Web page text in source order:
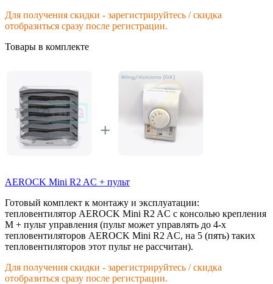
Для получения скидки - зарегистрируйтесь / скидка
отобразиться сразу после регистрации.
Товары в комплекте
AEROCK Mini R2 AC + пульт
Готовый комплект к монтажу и эксплуатации:
тепловентилятор AEROCK Mini R2 AC с консолью крепления
М + пульт управления (пульт может управлять до 4-х
тепловентиляторов AEROCK Mini R2 AC, на 5 (пять) таких
тепловентиляторов этот пульт не рассчитан).
Для получения скидки - зарегистрируйтесь / скидка
отобразиться сразу после регистрации.